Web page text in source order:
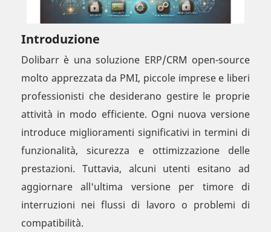
Introduzione
Dolibarr è una soluzione ERP/CRM open-source
molto apprezzata da PMI, piccole imprese e liberi
professionisti che desiderano gestire le proprie
attività in modo efficiente. Ogni nuova versione
introduce miglioramenti significativi in termini di
funzionalità, sicurezza e ottimizzazione delle
prestazioni. Tuttavia, alcuni utenti esitano ad
aggiornare all'ultima versione per timore di
interruzioni nei flussi di lavoro o problemi di
compatibilità.